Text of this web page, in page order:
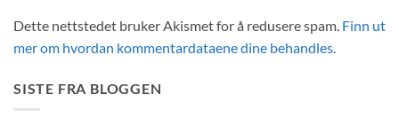
Dette nettstedet bruker Akismet for å redusere spam. Finn ut
mer om hvordan kommentardataene dine behandles.
SISTE FRA BLOGGEN